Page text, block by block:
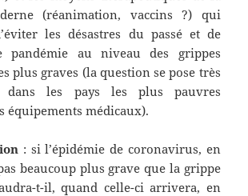
(réanimation, vaccins ?) qui
les désastres du passé et de
pandémie au niveau des grippes
plus graves (la question se pose très
dans les pays les plus pauvres
équipements médicaux).
: si l’épidémie de coronavirus, en
beaucoup plus grave que la grippe
t-il, quand celle-ci arrivera, en